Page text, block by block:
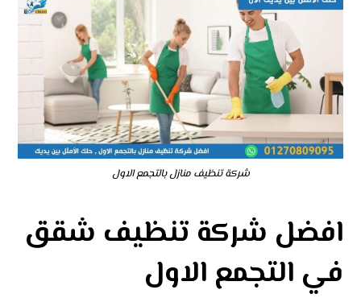
شركة تنظيف منازل بالتجمع الاول
افضل شركة تنظيف شقق
في التجمع الاول